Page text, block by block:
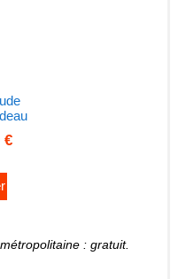
€
: gratuit.